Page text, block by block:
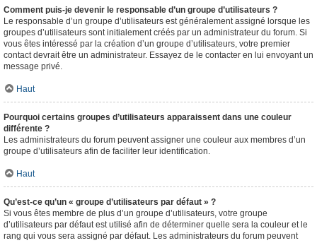
Comment puis-je devenir le responsable d’un groupe d’utilisateurs ?
Le responsable d’un groupe d’utilisateurs est généralement assigné lorsque les
groupes d’utilisateurs sont initialement créés par un administrateur du forum. Si
vous êtes intéressé par la création d’un groupe d’utilisateurs, votre premier
contact devrait être un administrateur. Essayez de le contacter en lui envoyant un
message privé.
Haut
Pourquoi certains groupes d’utilisateurs apparaissent dans une couleur
différente ?
Les administrateurs du forum peuvent assigner une couleur aux membres d’un
groupe d’utilisateurs afin de faciliter leur identification.
Haut
Qu’est-ce qu’un « groupe d’utilisateurs par défaut » ?
Si vous êtes membre de plus d’un groupe d’utilisateurs, votre groupe
d’utilisateurs par défaut est utilisé afin de déterminer quelle sera la couleur et le
rang qui vous sera assigné par défaut. Les administrateurs du forum peuvent